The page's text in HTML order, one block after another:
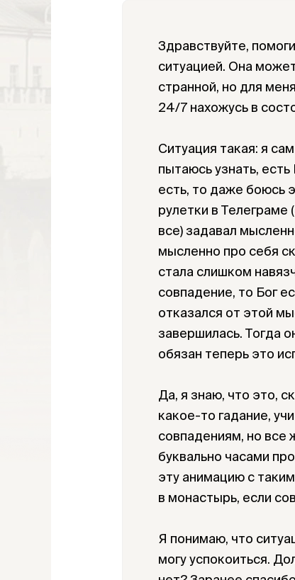
Здравствуйте,
ситуацией. Она
странной, но для
24/7 нахожусь в
Ситуация такая: я
пытаюсь узнать,
есть, то даже боюсь
рулетки в Телеграме
все) задавал
мысленно про себя
стала слишком
совпадение, то Бог
отказался от этой
завершилась. Тогда
обязан теперь это
Да, я знаю, что это,
какое-то гадание,
совпадениям, но все
буквально часами
эту анимацию с
в монастырь, если
Я понимаю, что
могу успокоиться.